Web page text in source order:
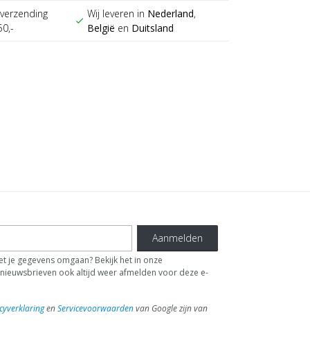
check
Wij leveren in Nederland,
België en Duitsland
Aanmelden
je gegevens omgaan? Bekijk het in onze
ook altijd weer afmelden voor deze e-
enServicevoorwaardenvan Google zijn van